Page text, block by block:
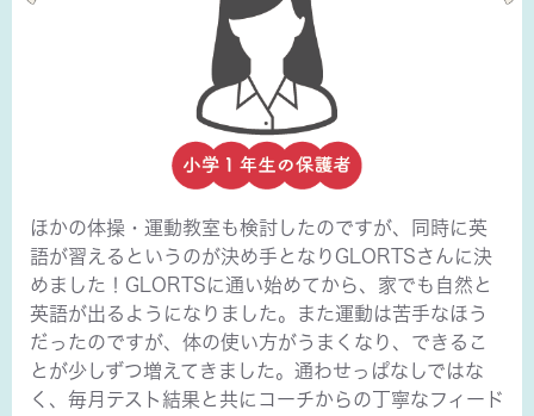
ほかの体操・運動教室も検討したのですが、同時に英
語が習えるというのが決め手となりGLORTSさんに決
めました！GLORTSに通い始めてから、家でも自然と
英語が出るようになりました。また運動は苦手なほう
だったのですが、体の使い方がうまくなり、できるこ
とが少しずつ増えてきました。通わせっぱなしではな
く、毎月テスト結果と共にコーチからの丁寧なフィード